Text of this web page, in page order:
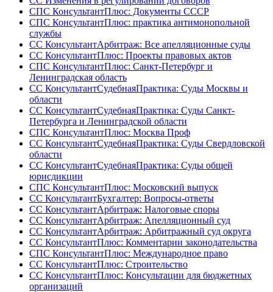
СПС КонсультантПлюс: Документы СССР
СПС КонсультантПлюс: практика антимонопольной
службы
СС КонсультантАрбитраж: Все апелляционные суды
СС КонсультантПлюс: Проекты правовых актов
СПС КонсультантПлюс: Санкт-Петербург и
Ленинградская область
СС КонсультантСудебнаяПрактика: Суды Москвы и
области
СС КонсультантСудебнаяПрактика: Суды Санкт-
Петербурга и Ленинградской области
СПС КонсультантПлюс: Москва Проф
СС КонсультантСудебнаяПрактика: Суды Свердловской
области
СС КонсультантСудебнаяПрактика: Суды общей
юрисдикции
СПС КонсультантПлюс: Московский выпуск
СС КонсультантБухгалтер: Вопросы-ответы
СС КонсультантАрбитраж: Налоговые споры
СС КонсультантАрбитраж: Апелляционный суд
СС КонсультантАрбитраж: Арбитражный суд округа
СС КонсультантПлюс: Комментарии законодательства
СПС КонсультантПлюс: Международное право
СС КонсультантПлюс: Строительство
СС КонсультантПлюс: Консультации для бюджетных
организаций